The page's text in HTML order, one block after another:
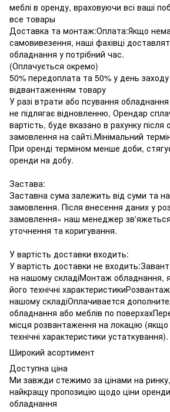
меблі в оренду, враховуючи всі ваші
все товары
Доставка та монтаж:Оплата:Якщо
самовивезення, наші фахівці
обладнання у потрібний час.
(Оплачується окремо)
50% передоплата та 50% у день
відвантаженням товару
У разі втрати або псування
не підлягає відновленню, Орендар
вартість, буде вказано в рахунку
замовлення на сайті.Мінімальний
При оренді терміном менше доби,
оренди на добу.
Застава:
Заставна сума залежить від суми та
замовлення. Після внесення даних у
замовлення» наш менеджер
уточнення та коригування.
У вартість доставки входить:
У вартість доставки не
на нашому складіМонтаж обладнання,
його технічні
нашому складіОплачивается
обладнання або меблів по
місця розвантаження на локацію
технічні характеристики устаткування).
Широкий асортимент
Доступна ціна
Ми завжди стежимо за цінами на
найкращу пропозицію щодо ціни
обладнання